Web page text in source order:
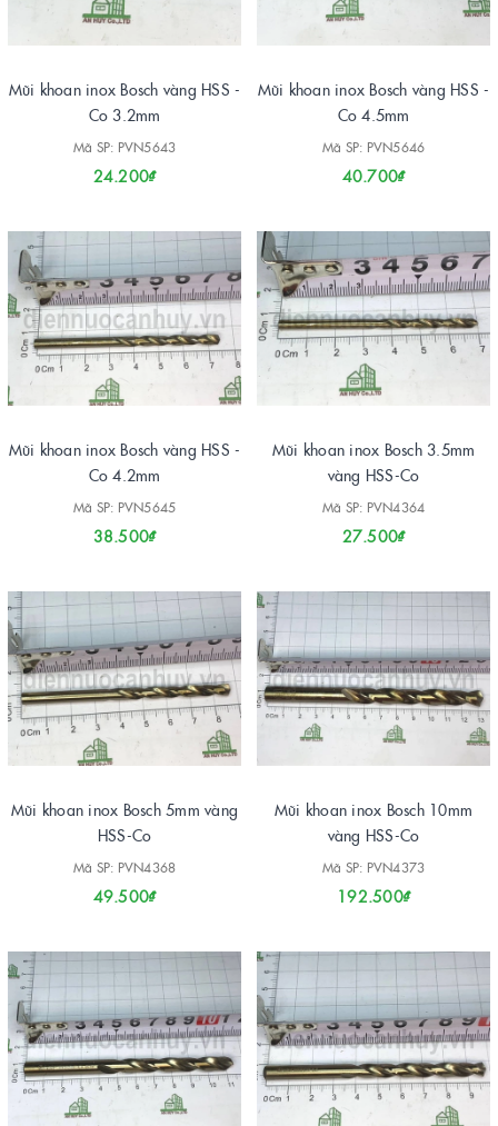
Mũi khoan inox Bosch vàng HSS -
Co 3.2mm
Mã SP: PVN5643
24.200₫
Mũi khoan inox Bosch vàng HSS -
Co 4.5mm
Mã SP: PVN5646
40.700₫
Mũi khoan inox Bosch vàng HSS -
Co 4.2mm
Mã SP: PVN5645
38.500₫
Mũi khoan inox Bosch 3.5mm
vàng HSS-Co
Mã SP: PVN4364
27.500₫
Mũi khoan inox Bosch 5mm vàng
HSS-Co
Mã SP: PVN4368
49.500₫
Mũi khoan inox Bosch 10mm
vàng HSS-Co
Mã SP: PVN4373
192.500₫